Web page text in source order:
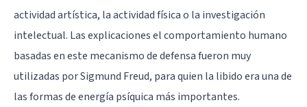
actividad artística, la actividad física o la investigación
intelectual. Las explicaciones el comportamiento humano
basadas en este mecanismo de defensa fueron muy
utilizadas por Sigmund Freud, para quien la libido era una de
las formas de energía psíquica más importantes.